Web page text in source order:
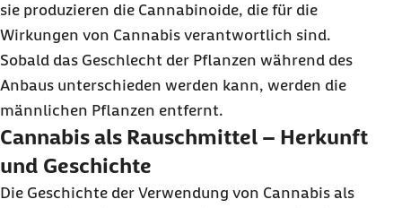
sie produzieren die Cannabinoide, die für die
Wirkungen von Cannabis verantwortlich sind.
Sobald das Geschlecht der Pflanzen während des
Anbaus unterschieden werden kann, werden die
männlichen Pflanzen entfernt.
Cannabis als Rauschmittel – Herkunft
und Geschichte
Die Geschichte der Verwendung von Cannabis als